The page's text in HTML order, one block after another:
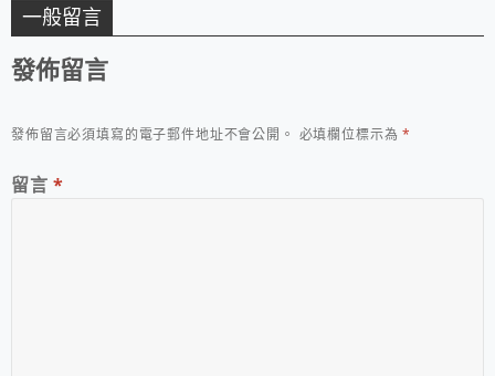
一般留言
發佈留言
發佈留言必須填寫的電子郵件地址不會公開。 必填欄位標示為*
留言 *